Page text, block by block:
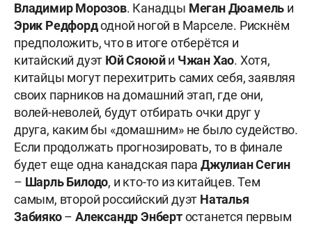
Владимир Морозов. Канадцы Меган Дюамель и
Эрик Редфордодной ногой в Марселе. Рискнём
предположить, что в итоге отберётся и
китайский дуэт Юй Сяоюйи Чжан Хао. Хотя,
китайцы могут перехитрить самих себя, заявляя
своих парников на домашний этап, где они,
волей-неволей, будут отбирать очки друг у
друга, каким бы «домашним» не было судейство.
Если продолжать прогнозировать, то в финале
будет еще одна канадская пара Джулиан Сегин
– Шарль Билодо, и кто-то из китайцев. Тем
самым, второй российский дуэт Наталья
Забияко–Александр Энбертостанется первым